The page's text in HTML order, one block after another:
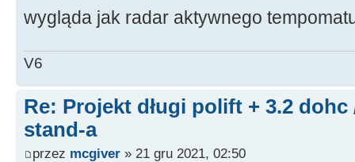
wygląda jak radar aktywnego
V6
Re: Projekt długi polift + 3.2 dohc
stand-a
przez mcgiver » 21 gru 2021, 02:50